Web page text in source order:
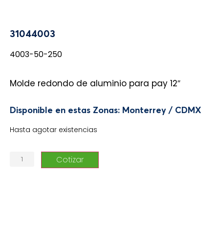
31044003
4003-50-250
Molde redondo de aluminio para pay 12″
Disponible en estas Zonas: Monterrey / CDMX
Hasta agotar existencias